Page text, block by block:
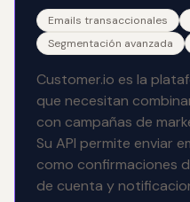
Emails transaccionales
Segmentación avanzada
Customer.io es la
que necesitan
con campañas de
Su API permite enviar
como confirmaciones
de cuenta y